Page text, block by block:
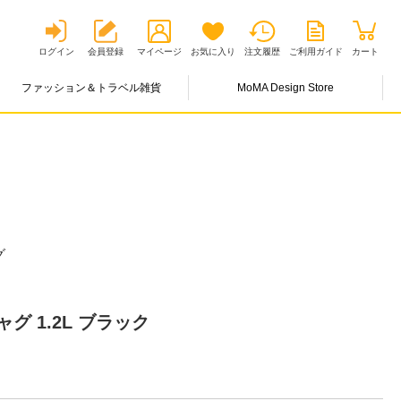
ログイン 会員登録 マイページ お気に入り 注文履歴 ご利用ガイド カート
ファッション＆トラベル雑貨 MoMA Design Store
グ 1.2L ブラック